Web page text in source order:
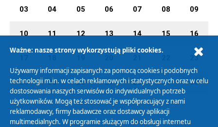
03 04 05 06 07 08 09
10 11 12 13 14 15 16
23
24 25 26 27 28 29 30
Ważne: nasze strony wykorzystują pliki cookies.
Używamy informacji zapisanych za pomocą cookies i podobnych
technologii m.in. w celach reklamowych i statystycznych oraz w celu
dostosowania naszych serwisów do indywidualnych potrzeb
użytkowników. Mogą też stosować je współpracujący z nami
reklamodawcy, firmy badawcze oraz dostawcy aplikacji
multimedialnych. W programie służącym do obsługi internetu